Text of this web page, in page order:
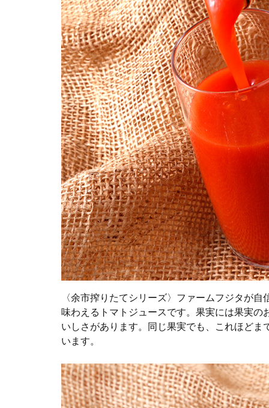
〈余市搾りたてシリーズ〉ファームフジタが
味わえるトマトジュースです。果実には果実の
いしさがあります。同じ果実でも、これほどま
います。